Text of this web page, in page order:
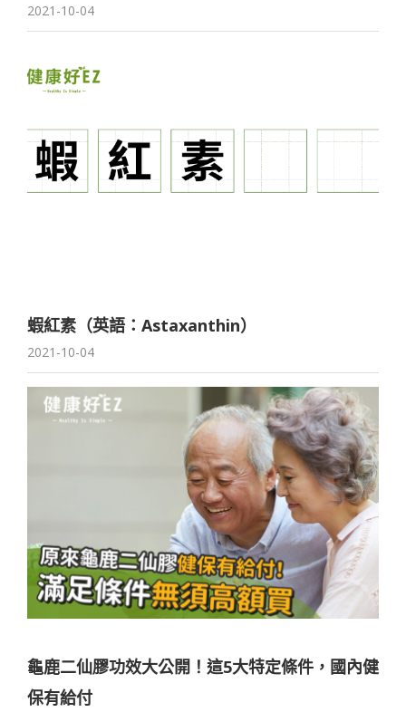
2021-10-04
蝦紅素（英語：Astaxanthin）
2021-10-04
龜鹿二仙膠功效大公開！這5大特定條件，國內健
保有給付